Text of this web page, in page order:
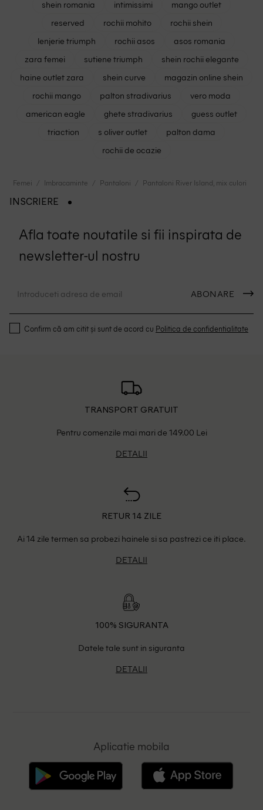
shein romania intimissimi
mango outlet
reserved
rochii mohito
rochii shein
lenjerie triumph
rochii asos
asos romania
zara femei
sutiene triumph
shein rochii elegante
haine outlet zara
shein curve
magazin online shein
rochii mango
palton stradivarius
vero moda
american eagle
ghete stradivarius
guess outlet
triaction
s oliver outlet
palton dama
rochii de ocazie
Femei Imbracaminte Pantaloni Pantaloni River Island, mix culori
INSCRIERE
Afla toate noutatile si fii inspirata de
newsletter-ul nostru
ABONARE
Confirm că am citit și sunt de acord cu Politica de confidentialitate
TRANSPORT GRATUIT
Pentru comenzile mai mari de 149.00 Lei
DETALII
RETUR 14 ZILE
Ai 14 zile termen sa probezi hainele si sa pastrezi ce iti place.
DETALII
100% SIGURANTA
Datele tale sunt in siguranta
DETALII
Aplicatie mobila